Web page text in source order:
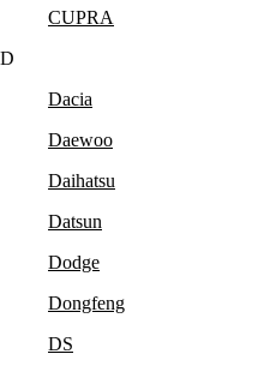
CUPRA
D
Dacia
Daewoo
Daihatsu
Datsun
Dodge
Dongfeng
DS